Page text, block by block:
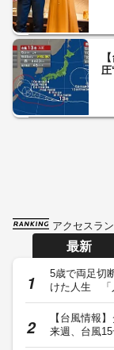
圧
アクセスラ
最新
5歳で両足切
けた人生 「
【台風情報
来週、台風